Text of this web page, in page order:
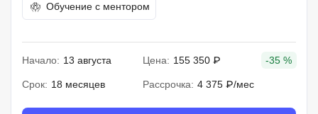
Обучение с ментором
Начало: 13 августа Цена: 155 350 ₽ -35 %
Срок: 18 месяцев Рассрочка: 4 375 ₽/мес